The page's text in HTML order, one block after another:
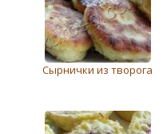
Сырнички из творога